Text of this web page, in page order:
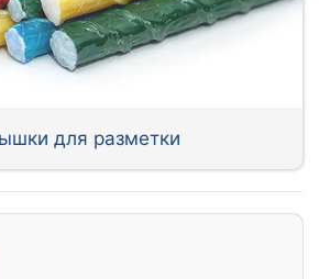
для разметки